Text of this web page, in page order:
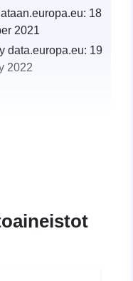
18
2021
data.europa.eu: 19
2022
aa38-